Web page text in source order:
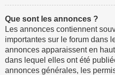
Que sont les annonces ?
Les annonces contiennent
importantes sur le forum dans
annonces apparaissent en
dans lequel elles ont été
annonces générales, les